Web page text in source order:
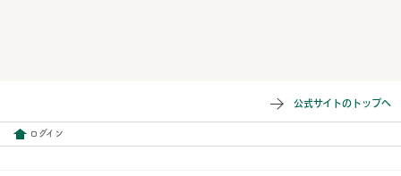
公式サイトのトップへ
ログイン